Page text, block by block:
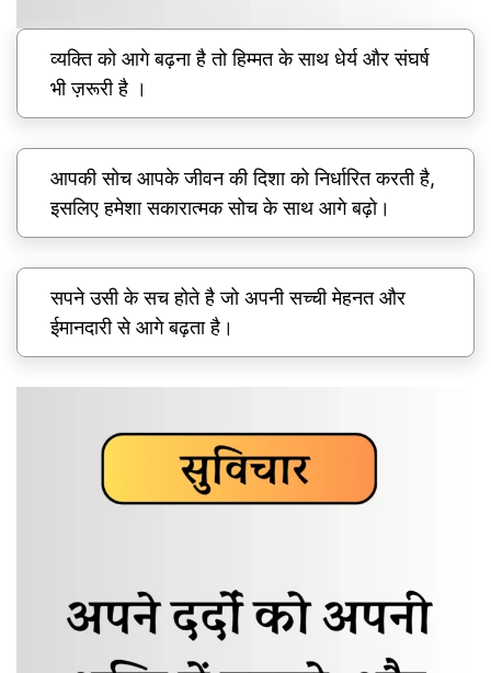
व्यक्ति को आगे बढ़ना है तो हिम्मत के साथ धेर्य और संघर्ष
भी ज़रूरी है ।
आपकी सोच आपके जीवन की दिशा को निर्धारित करती है,
इसलिए हमेशा सकारात्मक सोच के साथ आगे बढ़ो।
सपने उसी के सच होते है जो अपनी सच्ची मेहनत और
ईमानदारी से आगे बढ़ता है।